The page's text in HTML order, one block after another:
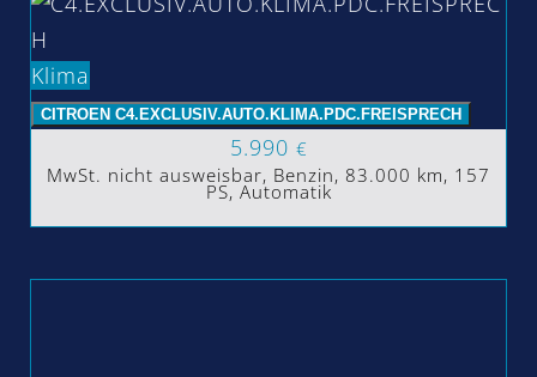
Klima
CITROEN C4.EXCLUSIV.AUTO.KLIMA.PDC.FREISPRECH
5.990 €
MwSt. nicht ausweisbar, Benzin, 83.000 km, 157
PS, Automatik